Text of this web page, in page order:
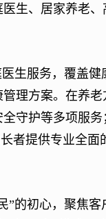
生、居家养老
生服务，覆盖健
理方案。在养
守护等多项服务
者提供专业全面
的初心，聚焦客